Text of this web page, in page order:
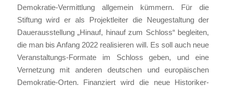
Demokratie-Vermittlung allgemein kümmern. Für die
Stiftung wird er als Projektleiter die Neugestaltung der
Dauerausstellung „Hinauf, hinauf zum Schloss“ begleiten,
die man bis Anfang 2022 realisieren will. Es soll auch neue
Veranstaltungs-Formate im Schloss geben, und eine
Vernetzung mit anderen deutschen und europäischen
Demokratie-Orten. Finanziert wird die neue Historiker-